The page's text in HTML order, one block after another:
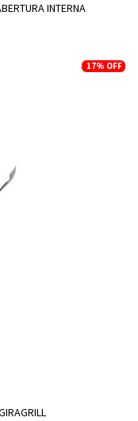
INTERNA
17% OFF